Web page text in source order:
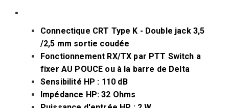
Connectique CRT Type K - Double jack 3,5
/2,5 mm sortie coudée
Fonctionnement RX/TX par PTT Switch a
fixer AU POUCE ou à la barre de Delta
Sensibilité HP : 110 dB
Impédance HP: 32 Ohms